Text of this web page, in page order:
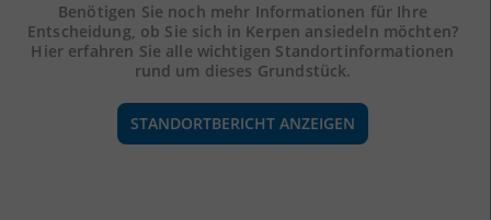
Benötigen Sie noch mehr Informationen für Ihre
Entscheidung, ob Sie sich in Kerpen ansiedeln möchten?
Hier erfahren Sie alle wichtigen Standortinformationen
rund um dieses Grundstück.
STANDORTBERICHT ANZEIGEN